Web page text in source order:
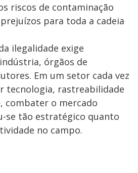
riscos de contaminação
para toda a cadeia
ilegalidade exige
órgãos de
Em um setor cada vez
tecnologia, rastreabilidade
combater o mercado
se tão estratégico quanto
no campo.